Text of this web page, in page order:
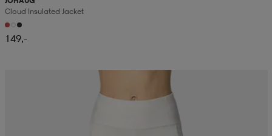
Cloud Insulated Jacket
149,-